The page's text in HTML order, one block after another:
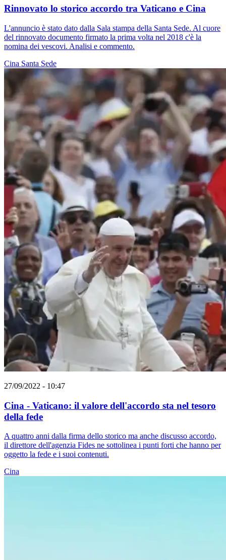
Rinnovato lo storico accordo tra Vaticano e Cina
L'annuncio è stato dato dalla Sala stampa della Santa Sede. Al cuore
del rinnovato documento firmato la prima volta nel 2018 c'è la
nomina dei vescovi. Analisi e commento.
Cina Santa Sede
27/09/2022 - 10:47
Cina - Vaticano: il valore dell'accordo sta nel tesoro
della fede
A quattro anni dalla firma dello storico ma anche discusso accordo,
il direttore dell'agenzia Fides ne sottolinea i punti forti che hanno per
oggetto la fede e i suoi contenuti.
Cina